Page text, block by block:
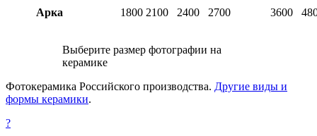
Арка 1800 2100 2400 2700 3600
Выберите размер фотографии на
керамике
Фотокерамика Российского производства. Другие виды и
формы керамики.
?